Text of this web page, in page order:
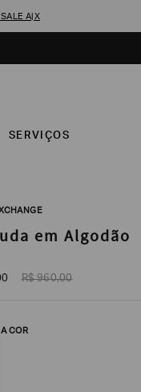
A|X
SERVIÇOS
em Algodão
R$ 960,00
COR